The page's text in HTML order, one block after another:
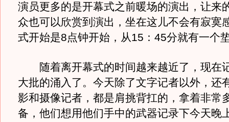
演员更多的是开幕式之前暖场的演出，让来
众也可以欣赏到演出，坐在这儿不会有寂寞
式开始是8点钟开始，从15：45分就有一个
随着离开幕式的时间越来越近了，现在
大批的涌入了。今天除了文字记者以外，还
影和摄像记者，都是肩挑背扛的，拿着非常
备，他们想用他们手中的武器记录下今天晚